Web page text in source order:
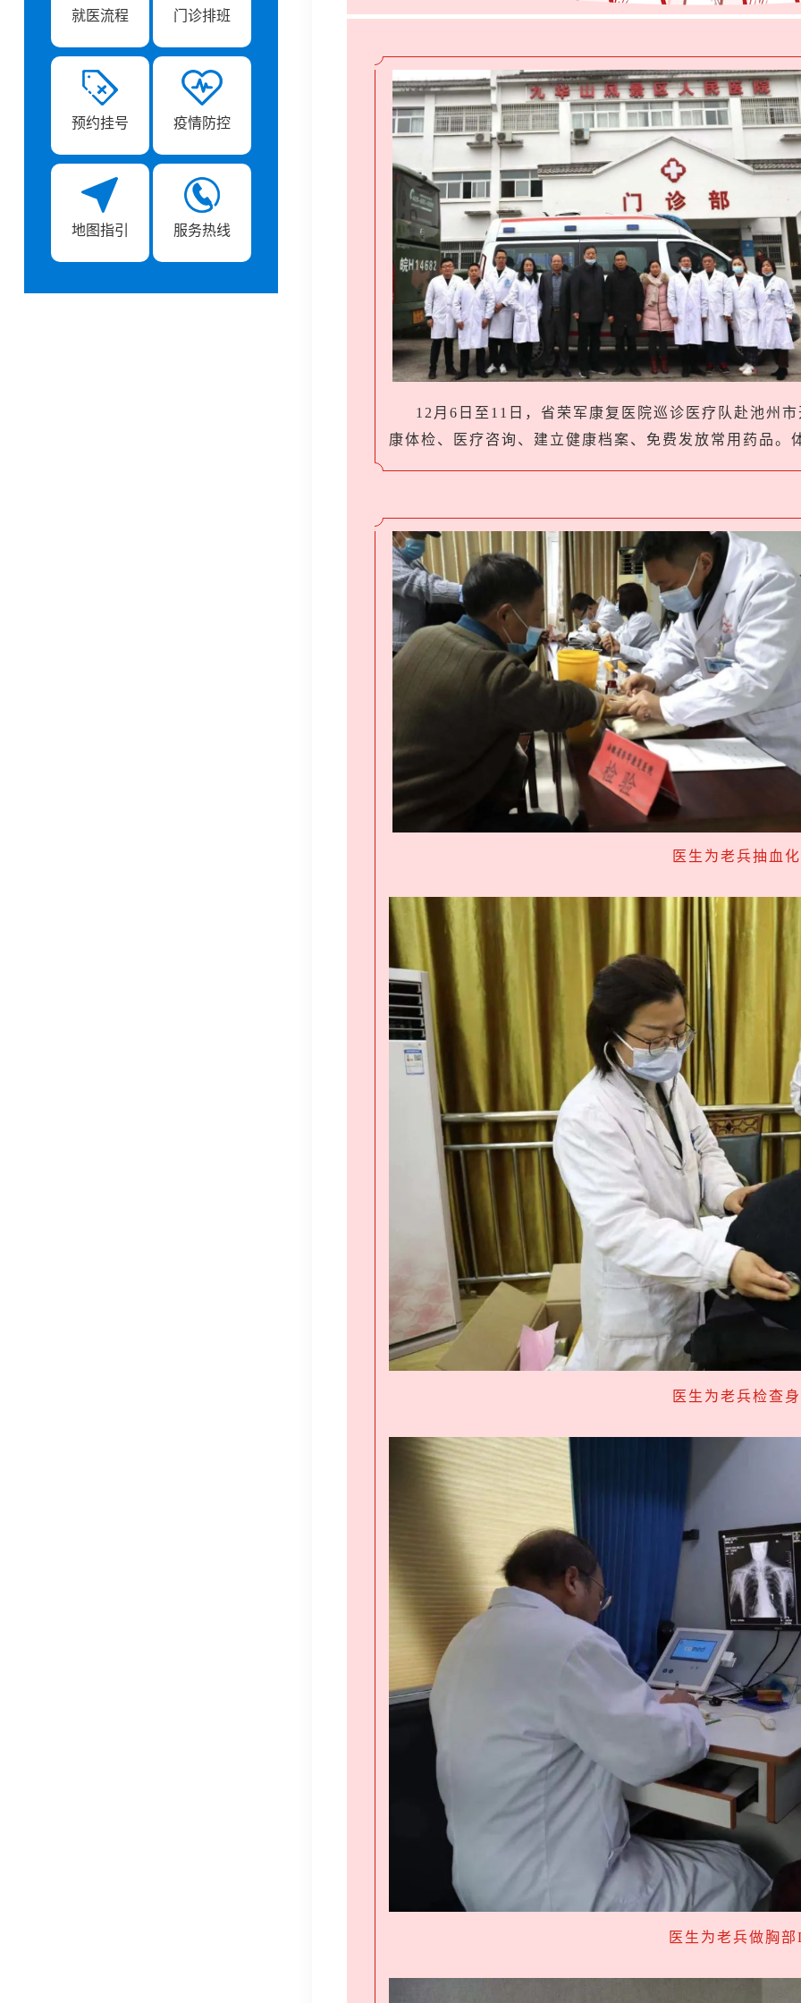
就医流程 门诊排班
预约挂号 疫情防控
地图指引 服务热线
12月6日至11日，省荣军康复医院巡诊医疗队赴池州
康体检、医疗咨询、建立健康档案、免费发放常用药品。
医生为老兵抽血
医生为老兵检查
医生为老兵做胸部